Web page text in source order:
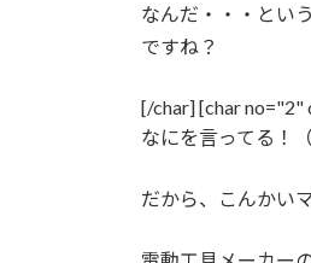
なんだ・・・とい
ですね？
[/char] [char
なにを言ってる！（
だから、こんかい